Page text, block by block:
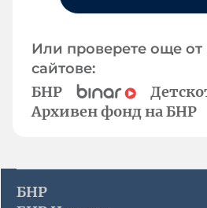
Или проверете още
сайтове:
БНР
Архивен фонд на БНР
БНР